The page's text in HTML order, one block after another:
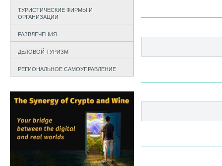
ТУРИСТИЧЕСКИЕ ФИРМЫ И
ОРГАНИЗАЦИИ
РАЗВЛЕЧЕНИЯ
ДЕЛОВОЙ ТУРИЗМ
РЕГИОНАЛЬНОЕ САМОУПРАВЛЕНИЕ